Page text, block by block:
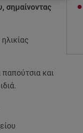
σημαίνοντας
και